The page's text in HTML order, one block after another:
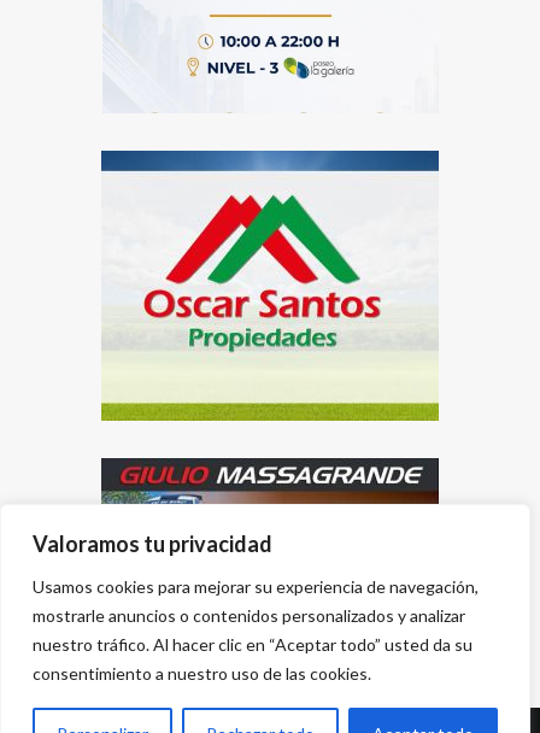
Valoramos tu privacidad
Usamos cookies para mejorar su experiencia de navegación,
mostrarle anuncios o contenidos personalizados y analizar
nuestro tráfico. Al hacer clic en “Aceptar todo” usted da su
consentimiento a nuestro uso de las cookies.